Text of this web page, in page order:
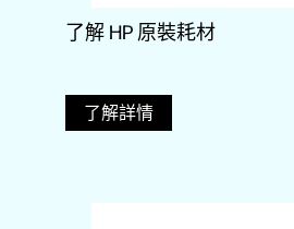
了解 HP 原裝耗材
了解詳情